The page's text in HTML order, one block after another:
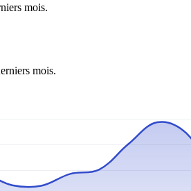
mois.
mois.